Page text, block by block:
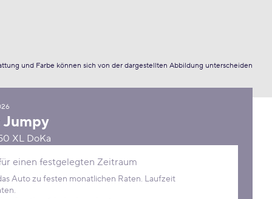
und Farbe können sich von der dargestellten Abbildung unterscheiden
Jumpy
XL DoKa
einen festgelegten Zeitraum
Auto zu festen monatlichen Raten. Laufzeit